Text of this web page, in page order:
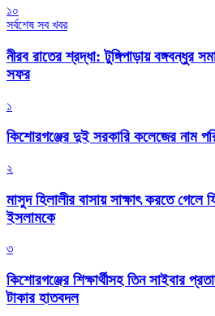
১০
সর্বশেষ সব খবর
নীরব রাতের শ্রদ্ধা: টুঙ্গিপাড়ায় বঙ্গবন্ধুর
সফর
১
কিশোরগঞ্জের দুই সরকারি কলেজের নাম
২
মাসুদ হিলালীর বাসায় সাক্ষাৎ করতে
ইসলামকে
৩
কিশোরগঞ্জের শিক্ষার্থীসহ তিন সাইবার
টাকার হাতবদল